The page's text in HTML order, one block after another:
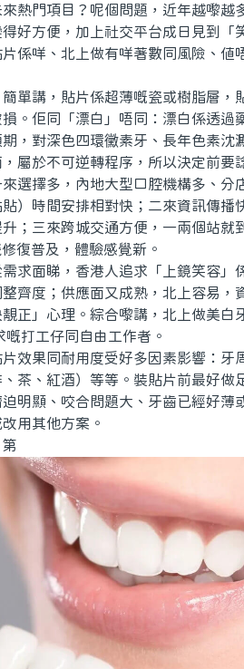
門項目？呢個問題，近年越嚟越
好方便，加上社交平台成日見到「
係咩、北上做有咩著數同風險、值
講，貼片係超薄嘅瓷或樹脂層，
。佢同「漂白」唔同：漂白係透過
，對深色四環黴素牙、長年色素沈
屬於不可逆轉程序，所以決定前要
擇多，內地大型口腔機構多、分
）時間安排相對快；二來資訊傳播
；三來跨城交通方便，一兩個站就
復普及，體驗感覺新。
面睇，香港人追求「上鏡笑容」
齊度；供應面又成熟，北上容易，
正」心理。綜合嚟講，北上做美白
打工仔同自由工作者。
果同耐用度受好多因素影響：牙
茶、紅酒）等等。裝貼片前最好做
明顯、咬合問題大、牙齒已經好薄
用其他方案。